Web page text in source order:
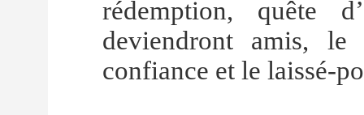
rédemption, quête
deviendront amis,
confiance et le laissé-